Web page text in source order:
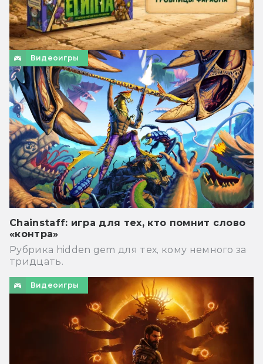
Видеоигры
Chainstaff: игра для тех, кто помнит слово
«контра»
Рубрика hidden gem для тех, кому немного за
тридцать.
Видеоигры